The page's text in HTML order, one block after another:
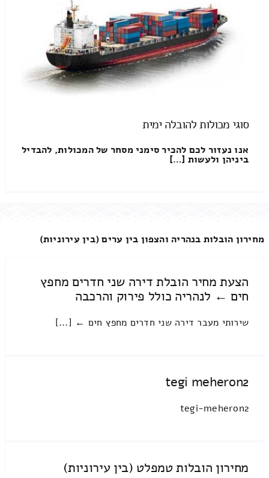
סוגי מכולות להובלה ימית
אנו נעזור לכם להכיר סימני מסחר של המכולות, להבדיל
ביניהן ולעשות […]
מחירון הובלות בנהריה והצפון בין ערים (בין עירוניות)
הצעת מחיר הובלת דירה שני חדרים מחפץ
חים ← לנהריה כולל פירוק והרכבה
שירותי מעבר דירה שני חדרים מחפץ חים ← [...]
tegi meheron2
tegi-meheron2
מחירון הובלות טמפלט (בין עירוניות)